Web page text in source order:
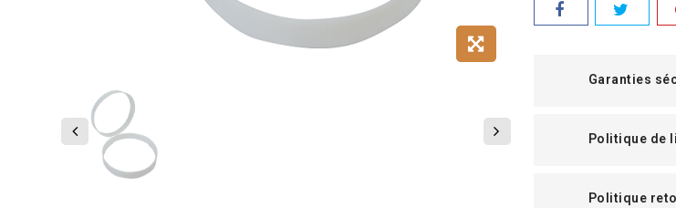
Garanties
Politique de
Politique